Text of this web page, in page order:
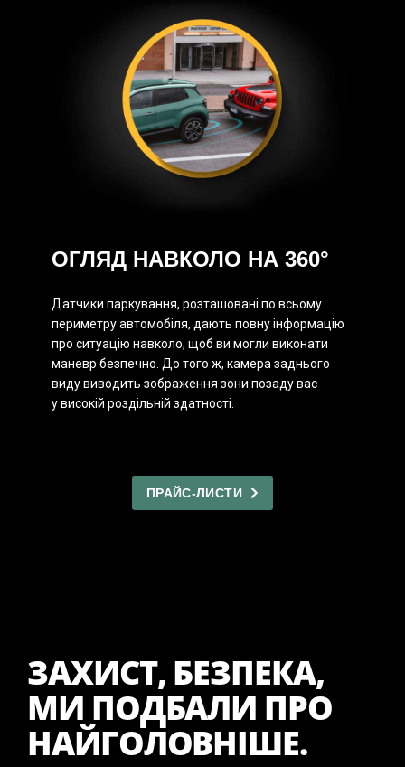
ОГЛЯД НАВКОЛО НА 360°
Датчики паркування, розташовані по всьому
периметру автомобіля, дають повну інформацію
про ситуацію навколо, щоб ви могли виконати
маневр безпечно. До того ж, камера заднього
виду виводить зображення зони позаду вас
у високій роздільній здатності.
ПРАЙС-ЛИСТИ
ЗАХИСТ, БЕЗПЕКА,
МИ ПОДБАЛИ ПРО
НАЙГОЛОВНІШЕ.